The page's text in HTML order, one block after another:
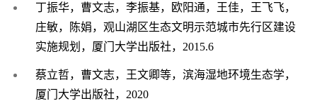
丁振华，曹文志，李振基，欧阳通，王佳，王飞飞，
庄敏，陈娟，观山湖区生态文明示范城市先行区建设
实施规划，厦门大学出版社， 2015.6
蔡立哲，曹文志，王文卿等，滨海湿地环境生态学，
厦门大学出版社， 2020